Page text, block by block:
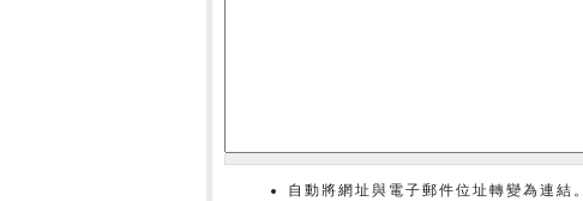
自動將網址與電子郵件位址轉變為連結。